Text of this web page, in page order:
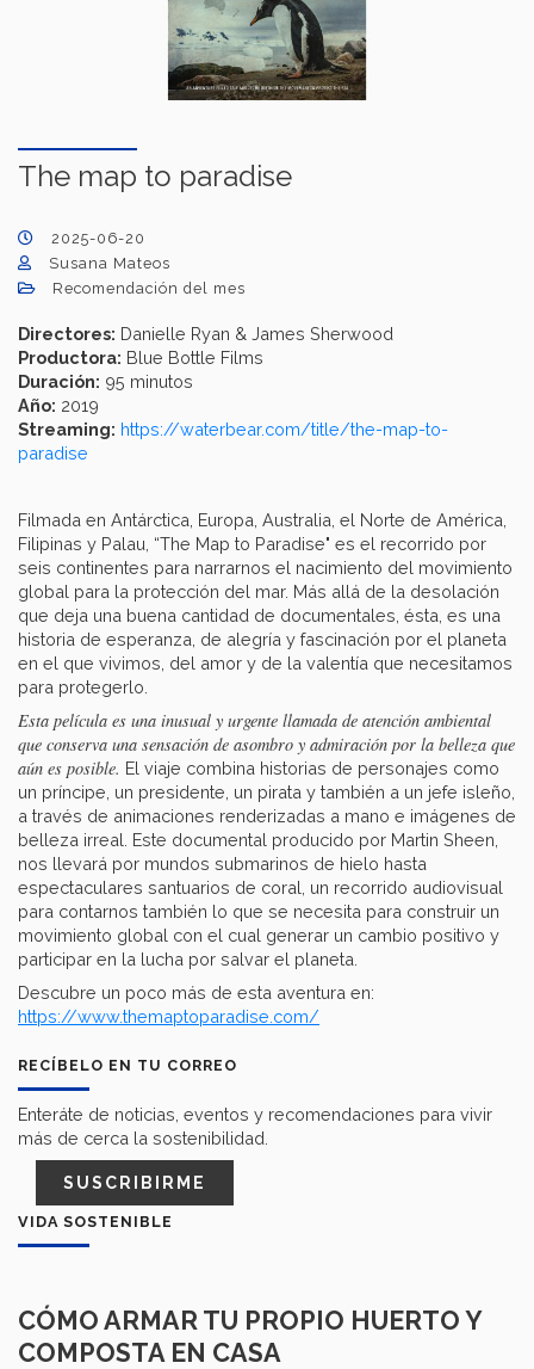
The map to paradise
2025-06-20
Susana Mateos
Recomendación del mes
Directores: Danielle Ryan & James Sherwood
Productora: Blue Bottle Films
Duración: 95 minutos
Año: 2019
Streaming: https://waterbear.com/title/the-map-to-
paradise
Filmada en Antárctica, Europa, Australia, el Norte de América,
Filipinas y Palau, “The Map to Paradise" es el recorrido por
seis continentes para narrarnos el nacimiento del movimiento
global para la protección del mar. Más allá de la desolación
que deja una buena cantidad de documentales, ésta, es una
historia de esperanza, de alegría y fascinación por el planeta
en el que vivimos, del amor y de la valentía que necesitamos
para protegerlo.
Esta película es una inusual y urgente llamada de atención ambiental
que conserva una sensación de asombro y admiración por la belleza que
aún es posible. El viaje combina historias de personajes como
un príncipe, un presidente, un pirata y también a un jefe isleño,
a través de animaciones renderizadas a mano e imágenes de
belleza irreal. Este documental producido por Martin Sheen,
nos llevará por mundos submarinos de hielo hasta
espectaculares santuarios de coral, un recorrido audiovisual
para contarnos también lo que se necesita para construir un
movimiento global con el cual generar un cambio positivo y
participar en la lucha por salvar el planeta.
Descubre un poco más de esta aventura en:
https://www.themaptoparadise.com/
RECÍBELO EN TU CORREO
Enteráte de noticias, eventos y recomendaciones para vivir
más de cerca la sostenibilidad.
SUSCRIBIRME
VIDA SOSTENIBLE
CÓMO ARMAR TU PROPIO HUERTO Y
COMPOSTA EN CASA